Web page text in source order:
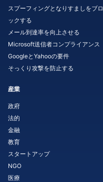
スプーフィングとなりすましをブロ
ックする
メール到達率を向上させる
Microsoft送信者コンプライアンス
GoogleとYahooの要件
そっくり攻撃を防止する
産業
政府
法的
金融
教育
スタートアップ
NGO
医療